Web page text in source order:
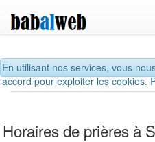
En utilisant nos services, vous
accord pour exploiter les cookies.
Horaires de prières à